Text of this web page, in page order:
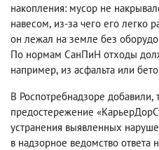
накопления: мусор не
навесом, из-за чего его легко
он лежал на земле без
По нормам СанПиН отходы
например, из асфальта или
В Роспотребнадзоре добавили,
предостережение
устранения выявленных
в надзорное ведомство ответа